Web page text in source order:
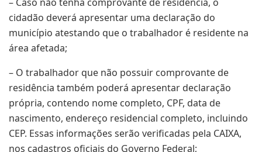
cidadão deverá apresentar uma declaração do
município atestando que o trabalhador é residente na
área afetada;
– O trabalhador que não possuir comprovante de
residência também poderá apresentar declaração
própria, contendo nome completo, CPF, data de
nascimento, endereço residencial completo, incluindo
CEP. Essas informações serão verificadas pela CAIXA,
nos cadastros oficiais do Governo Federal;